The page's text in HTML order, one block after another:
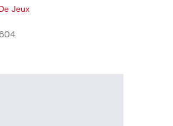
Jeux